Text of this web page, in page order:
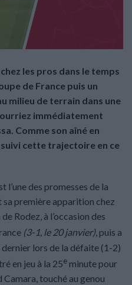
les pros dans le temps
de France puis un
milieu de terrain dans une
immédiatement
Comme son aîné en
cette trajectoire en ce
l’une des promesses de la
première apparition chez
Rodez, à l’occasion des
(3-1, le 20 janvier), puis a
dernier lors de la défaite (1-2)
en jeu à la 25e minute pour
touché au genou